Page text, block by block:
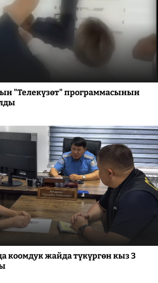
"Телекүзөт" программасынын
коомдук жайда түкүргөн кыз 3